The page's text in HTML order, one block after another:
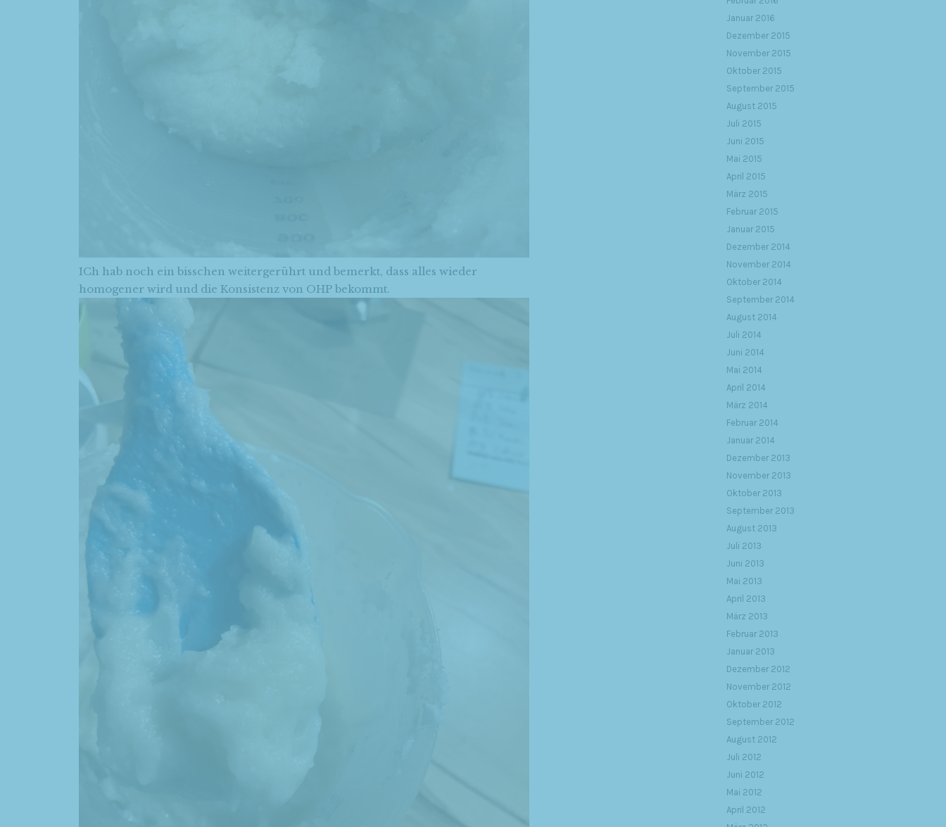
ICh hab noch ein bisschen weitergerührt und bemerkt, dass alles wieder
homogener wird und die Konsistenz von OHP bekommt.
Januar 2016
Dezember 2015
November 2015
Oktober 2015
September 2015
August 2015
Juli 2015
Juni 2015
Mai 2015
April 2015
März 2015
Februar 2015
Januar 2015
Dezember 2014
November 2014
Oktober 2014
September 2014
August 2014
Juli 2014
Juni 2014
Mai 2014
April 2014
März 2014
Februar 2014
Januar 2014
Dezember 2013
November 2013
Oktober 2013
September 2013
August 2013
Juli 2013
Juni 2013
Mai 2013
April 2013
März 2013
Februar 2013
Januar 2013
Dezember 2012
November 2012
Oktober 2012
September 2012
August 2012
Juli 2012
Juni 2012
Mai 2012
April 2012